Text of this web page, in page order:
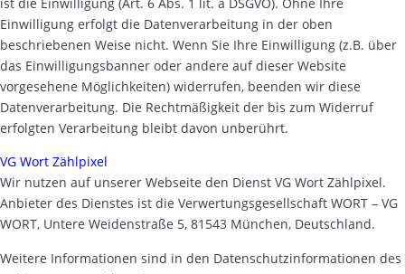
Einwilligung erfolgt die Datenverarbeitung in der oben
beschriebenen Weise nicht. Wenn Sie Ihre Einwilligung (z.B. über
das Einwilligungsbanner oder andere auf dieser Website
vorgesehene Möglichkeiten) widerrufen, beenden wir diese
Datenverarbeitung. Die Rechtmäßigkeit der bis zum Widerruf
erfolgten Verarbeitung bleibt davon unberührt.
VG Wort Zählpixel
Wir nutzen auf unserer Webseite den Dienst VG Wort Zählpixel.
Anbieter des Dienstes ist die Verwertungsgesellschaft WORT – VG
WORT, Untere Weidenstraße 5, 81543 München, Deutschland.
Weitere Informationen sind in den Datenschutzinformationen des